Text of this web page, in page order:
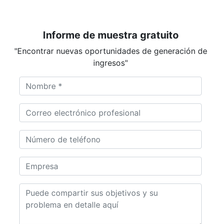
Informe de muestra gratuito
"Encontrar nuevas oportunidades de generación de
ingresos"